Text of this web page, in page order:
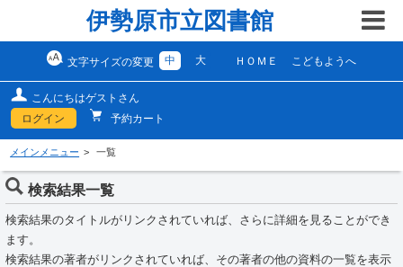
伊勢原市立図書館
文字サイズの変更 中 大 ＨＯＭＥ こどもようへ
こんにちはゲストさん
ログイン
予約カート
メインメニュー 一覧
検索結果一覧
検索結果のタイトルがリンクされていれば、さらに詳細を見ることができ
ます。
検索結果の著者がリンクされていれば、その著者の他の資料の一覧を表示